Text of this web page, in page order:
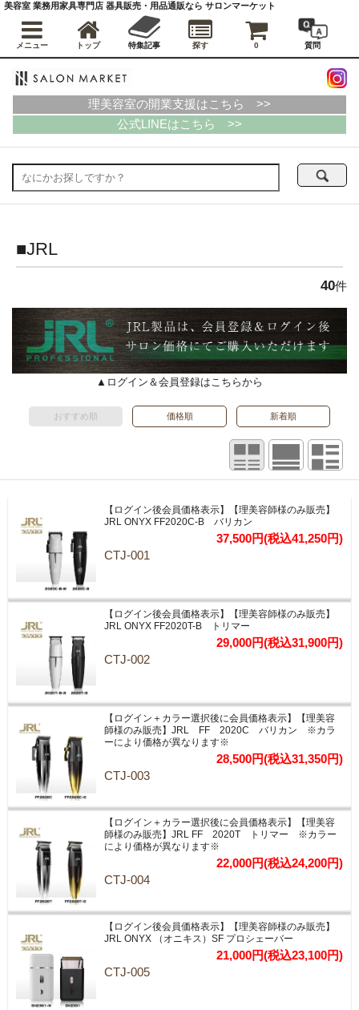
理美容室の開業支援はこちら >>
公式LINEはこちら >>
■JRL
40件
▲ログイン＆会員登録はこちらから
おすすめ順 価格順 新着順
【ログイン後会員価格表示】【理美容師様のみ販売】
JRL ONYX FF2020C-B バリカン
37,500円(税込41,250円)
CTJ-001
【ログイン後会員価格表示】【理美容師様のみ販売】
JRL ONYX FF2020T-B トリマー
29,000円(税込31,900円)
CTJ-002
【ログイン＋カラー選択後に会員価格表示】【理美容
師様のみ販売】JRL FF 2020C バリカン ※カラ
ーにより価格が異なります※
28,500円(税込31,350円)
CTJ-003
【ログイン＋カラー選択後に会員価格表示】【理美容
師様のみ販売】JRL FF 2020T トリマー ※カラー
により価格が異なります※
22,000円(税込24,200円)
CTJ-004
【ログイン後会員価格表示】【理美容師様のみ販売】
JRL ONYX （オニキス）SF プロシェーバー
21,000円(税込23,100円)
CTJ-005
美容室 業務用家具専門店 器具販売・用品通販なら サロンマーケット
メニュー トップ 特集記事 探す 0 質問